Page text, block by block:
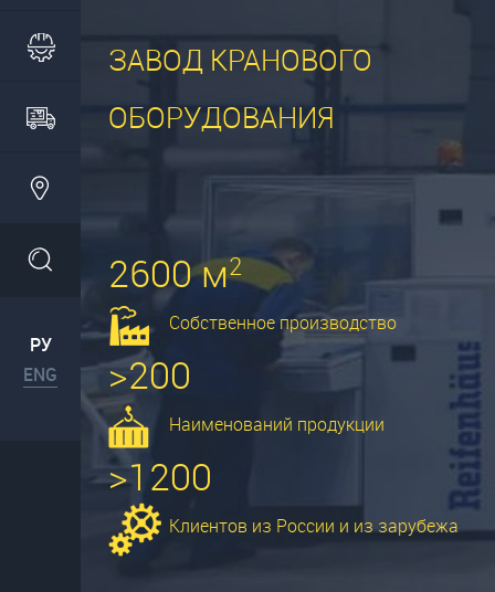
РУ
ENG
ЗАВОД КРАНОВОГО
ОБОРУДОВАНИЯ
2600 м2
Собственное производство
>200
Наименований продукции
>1200
Клиентов из России и из зарубежа